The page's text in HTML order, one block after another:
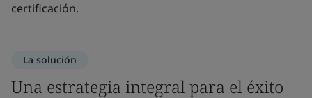
certificación.
La solución
Una estrategia integral para el éxito